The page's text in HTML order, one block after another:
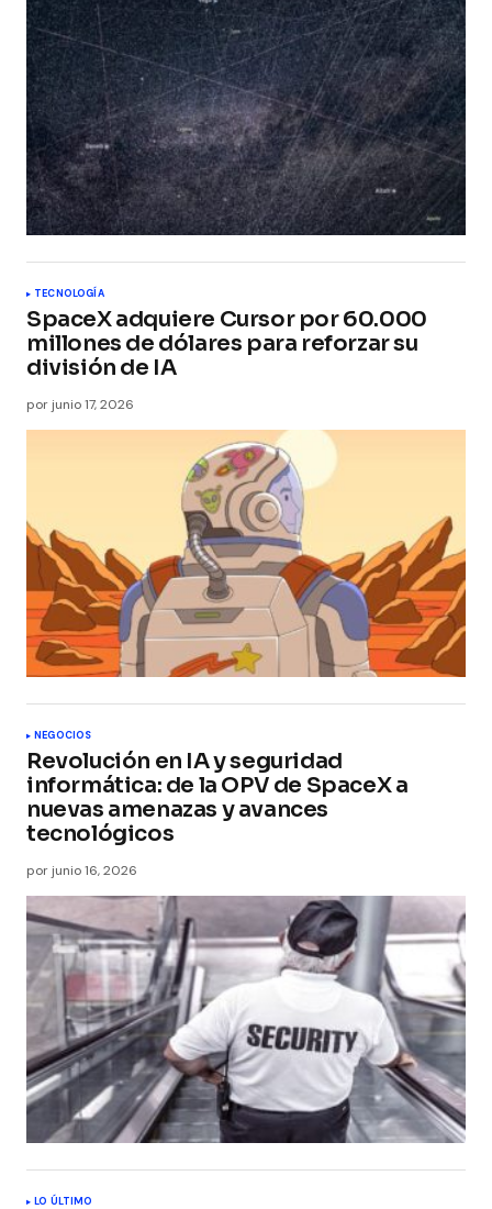
TECNOLOGÍA
SpaceX adquiere Cursor por 60.000
millones de dólares para reforzar su
división de IA
por junio 17, 2026
NEGOCIOS
Revolución en IA y seguridad
informática: de la OPV de SpaceX a
nuevas amenazas y avances
tecnológicos
por junio 16, 2026
LO ÚLTIMO